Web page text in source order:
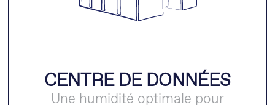
CENTRE DE DONNÉES
Une humidité optimale pour